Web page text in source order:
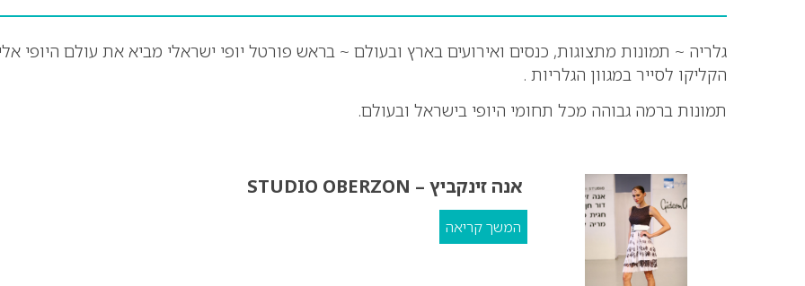
גלריה ~ תמונות מתצוגות, כנסים ואירועים בארץ ובעולם ~ בראש פורטל יופי ישראלי מביא את עולם היופי
הקליקו לסייר במגוון הגלריות .
תמונות ברמה גבוהה מכל תחומי היופי בישראל ובעולם.
אנה זינקביץ – STUDIO OBERZON
המשך קריאה